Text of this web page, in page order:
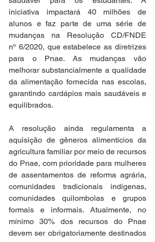
iniciativa impactará 40 milhões de
alunos e faz parte de uma série de
mudanças na Resolução CD/FNDE
nº 6/2020, que estabelece as diretrizes
para o Pnae. As mudanças vão
melhorar substancialmente a qualidade
da alimentação fornecida nas escolas,
garantindo cardápios mais saudáveis e
equilibrados.
A resolução ainda regulamenta a
aquisição de gêneros alimentícios da
agricultura familiar por meio de recursos
do Pnae, com prioridade para mulheres
de assentamentos de reforma agrária,
comunidades tradicionais indígenas,
comunidades quilombolas e grupos
formais e informais. Atualmente, no
mínimo 30% dos recursos do Pnae
devem ser obrigatoriamente destinados